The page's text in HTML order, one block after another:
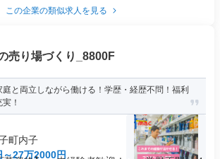
この企業の類似求人を見る
売り場づくり_8800F
と両立しながら働ける！学歴・経歴不問！福利
！
町内子
～27万2000円